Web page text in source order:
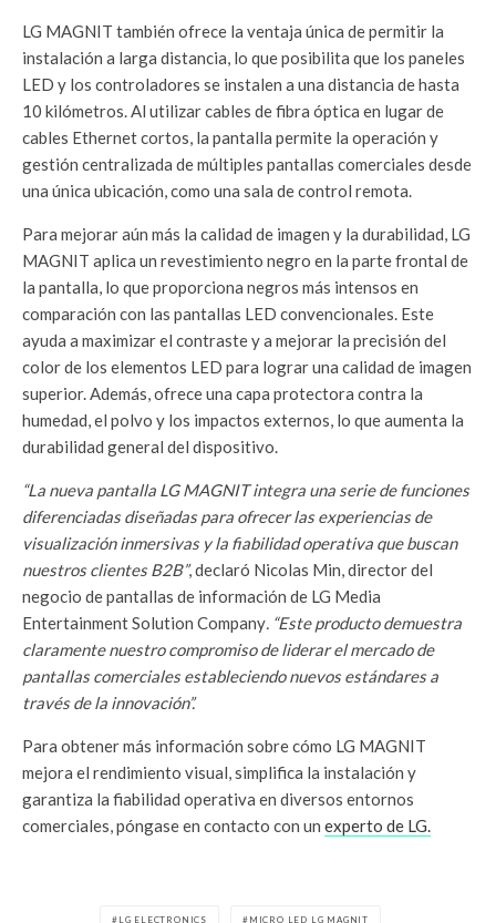
LG MAGNIT también ofrece la ventaja única de permitir la
instalación a larga distancia, lo que posibilita que los paneles
LED y los controladores se instalen a una distancia de hasta
10 kilómetros. Al utilizar cables de fibra óptica en lugar de
cables Ethernet cortos, la pantalla permite la operación y
gestión centralizada de múltiples pantallas comerciales desde
una única ubicación, como una sala de control remota.
Para mejorar aún más la calidad de imagen y la durabilidad, LG
MAGNIT aplica un revestimiento negro en la parte frontal de
la pantalla, lo que proporciona negros más intensos en
comparación con las pantallas LED convencionales. Este
ayuda a maximizar el contraste y a mejorar la precisión del
color de los elementos LED para lograr una calidad de imagen
superior. Además, ofrece una capa protectora contra la
humedad, el polvo y los impactos externos, lo que aumenta la
durabilidad general del dispositivo.
“La nueva pantalla LG MAGNIT integra una serie de funciones
diferenciadas diseñadas para ofrecer las experiencias de
visualización inmersivas y la fiabilidad operativa que buscan
nuestros clientes B2B”, declaró Nicolas Min, director del
negocio de pantallas de información de LG Media
Entertainment Solution Company. “Este producto demuestra
claramente nuestro compromiso de liderar el mercado de
pantallas comerciales estableciendo nuevos estándares a
través de la innovación”.
Para obtener más información sobre cómo LG MAGNIT
mejora el rendimiento visual, simplifica la instalación y
garantiza la fiabilidad operativa en diversos entornos
comerciales, póngase en contacto con un experto de LG.
LG ELECTRONICS MICRO LED LG MAGNIT